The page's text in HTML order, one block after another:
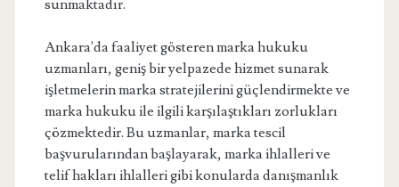
sunmaktadır.
Ankara'da faaliyet gösteren marka hukuku
uzmanları, geniş bir yelpazede hizmet sunarak
işletmelerin marka stratejilerini güçlendirmekte ve
marka hukuku ile ilgili karşılaştıkları zorlukları
çözmektedir. Bu uzmanlar, marka tescil
başvurularından başlayarak, marka ihlalleri ve
telif hakları ihlalleri gibi konularda danışmanlık